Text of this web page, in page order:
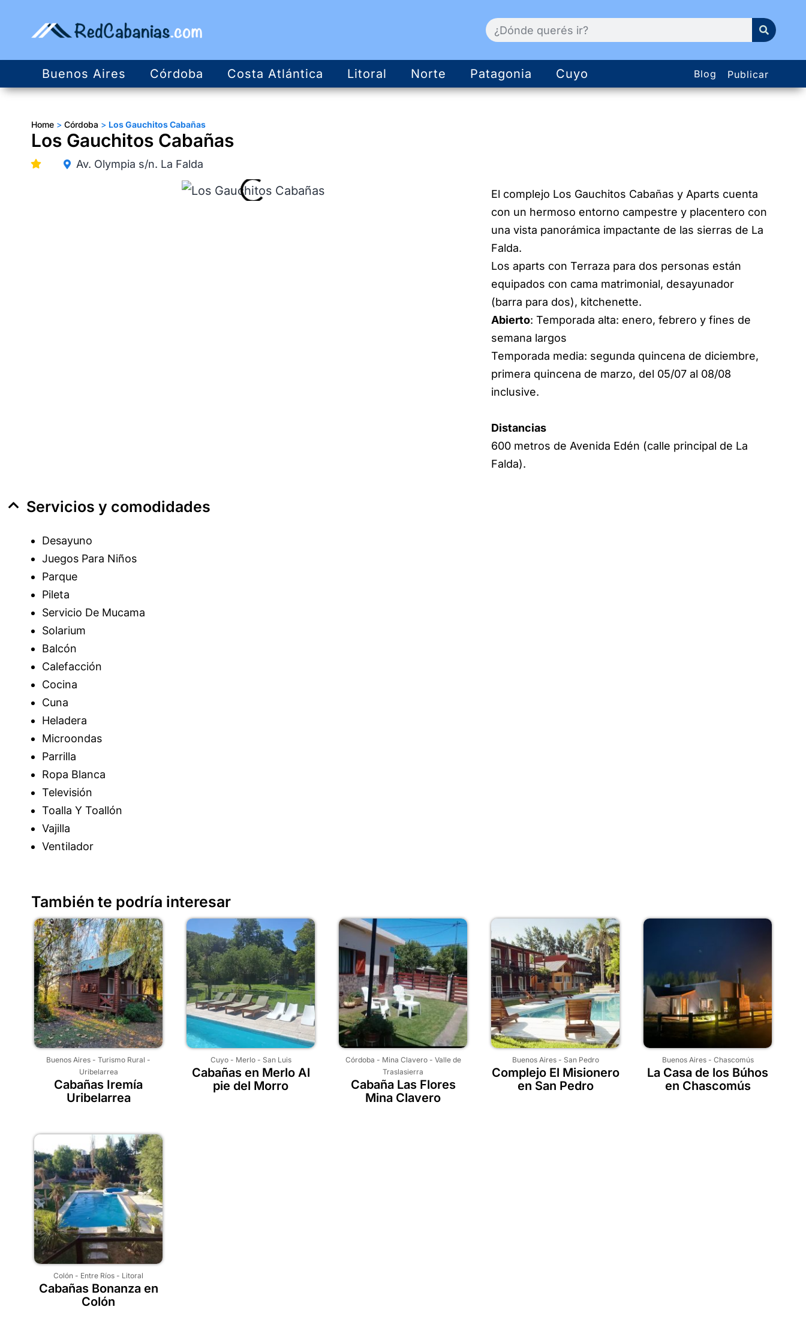
Buenos Aires Córdoba Costa Atlántica Litoral Norte Patagonia Cuyo Blog Publicar
Home > Córdoba > Los Gauchitos Cabañas
Los Gauchitos Cabañas
Av. Olympia s/n. La Falda
El complejo Los Gauchitos Cabañas y Aparts cuenta
con un hermoso entorno campestre y placentero con
una vista panorámica impactante de las sierras de La
Falda.
Los aparts con Terraza para dos personas están
equipados con cama matrimonial, desayunador
(barra para dos), kitchenette.
Abierto: Temporada alta: enero, febrero y fines de
semana largos
Temporada media: segunda quincena de diciembre,
primera quincena de marzo, del 05/07 al 08/08
inclusive.
Distancias
600 metros de Avenida Edén (calle principal de La
Falda).
Servicios y comodidades
Desayuno
Juegos Para Niños
Parque
Pileta
Servicio De Mucama
Solarium
Balcón
Calefacción
Cocina
Cuna
Heladera
Microondas
Parrilla
Ropa Blanca
Televisión
Toalla Y Toallón
Vajilla
Ventilador
También te podría interesar
Buenos Aires - Turismo Rural -
Uribelarrea
Cabañas Iremía
Uribelarrea
Cuyo- Merlo- San Luis
Cabañas en Merlo Al
pie del Morro
Córdoba - Mina Clavero- Valle de
Traslasierra
Cabaña Las Flores
Mina Clavero
Buenos Aires- San Pedro
Complejo El Misionero
en San Pedro
Buenos Aires- Chascomús
La Casa de los Búhos
en Chascomús
Colón - Entre Ríos - Litoral
Cabañas Bonanza en
Colón